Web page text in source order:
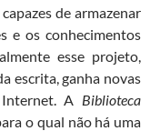
de armazenar
e os conhecimentos
esse projeto,
escrita, ganha novas
A Biblioteca
o qual não há uma